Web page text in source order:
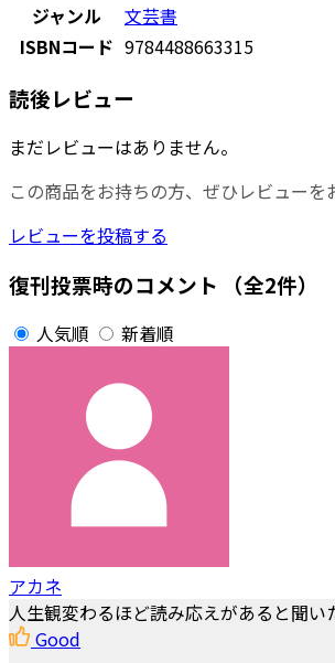
ジャンル
文芸書
ISBNコード 9784488663315
読後レビュー
まだレビューはありません。
この商品をお持ちの方、ぜひレビューを
レビューを投稿する
復刊投票時のコメント （全2件）
人気順 新着順
アカネ
人生観変わるほど読み応えがあると聞い
Good